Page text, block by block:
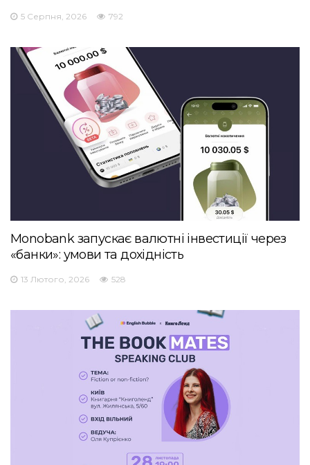
5 Серпня, 2026 792
Monobank запускає валютні інвестиції через
«банки»: умови та дохідність
13 Лютого, 2026 528